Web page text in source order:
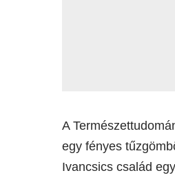
A
egy fényes
Ivancsics család